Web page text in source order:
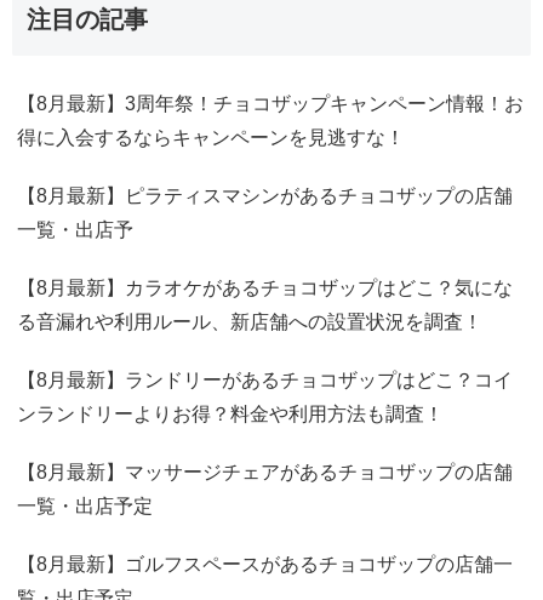
注目の記事
【8月最新】3周年祭！チョコザップキャンペーン情報！お
得に入会するならキャンペーンを見逃すな！
【8月最新】ピラティスマシンがあるチョコザップの店舗
一覧・出店予
【8月最新】カラオケがあるチョコザップはどこ？気にな
る音漏れや利用ルール、新店舗への設置状況を調査！
【8月最新】ランドリーがあるチョコザップはどこ？コイ
ンランドリーよりお得？料金や利用方法も調査！
【8月最新】マッサージチェアがあるチョコザップの店舗
一覧・出店予定
【8月最新】ゴルフスペースがあるチョコザップの店舗一